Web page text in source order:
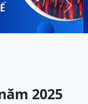
Next
2025